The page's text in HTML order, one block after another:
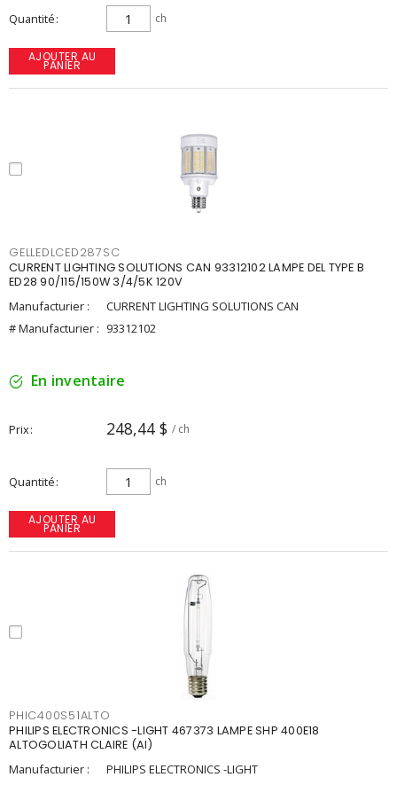
Quantité ch
AJOUTER AU
PANIER
GELLEDLCED287SC
CURRENT LIGHTING SOLUTIONS CAN 93312102 LAMPE DEL TYPE B
ED28 90/115/150W 3/4/5K 120V
Manufacturier :
CURRENT LIGHTING SOLUTIONS CAN
# Manufacturier : 93312102
En inventaire
Prix 248,44 $ / ch
Quantité ch
AJOUTER AU
PANIER
PHIC400S51ALTO
PHILIPS ELECTRONICS -LIGHT 467373 LAMPE SHP 400E18
ALTOGOLIATH CLAIRE (AI)
Manufacturier :
PHILIPS ELECTRONICS -LIGHT